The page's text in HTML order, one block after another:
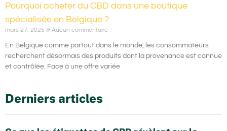
Pourquoi acheter du CBD dans une boutique
spécialisée en Belgique ?
mars 27, 2025 Aucun commentaire
En Belgique comme partout dans le monde, les consommateurs
recherchent désormais des produits dont la provenance est connue
et contrôlée. Face à une offre variée
Derniers articles